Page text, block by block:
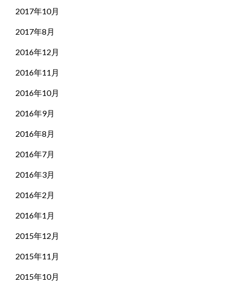
2017年10月
2017年8月
2016年12月
2016年11月
2016年10月
2016年9月
2016年8月
2016年7月
2016年3月
2016年2月
2016年1月
2015年12月
2015年11月
2015年10月